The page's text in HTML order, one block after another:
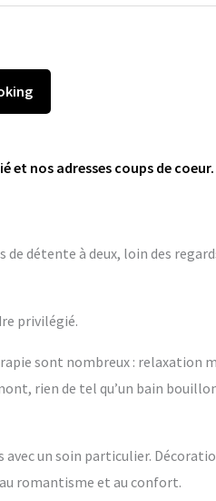
et nos adresses coups de coeur.
détente à deux, loin des
privilégié.
sont nombreux : relaxation
rien de tel qu’un bain
un soin particulier.
romantisme et au confort.